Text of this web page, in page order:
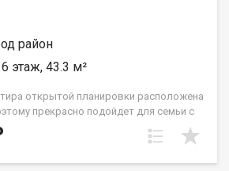
район
этаж, 43.3 м²
открытой планировки расположена
прекрасно подойдет для семьи с
человека с ограниченными
окон на Сергиев Посад.